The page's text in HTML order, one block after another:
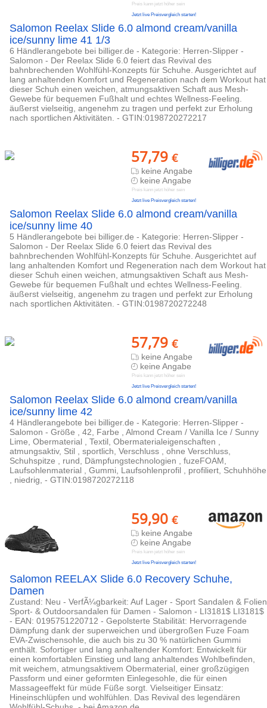
Preis kann jetzt höher sein
Jetzt live Preisvergleich starten!
Salomon Reelax Slide 6.0 almond cream/vanilla
ice/sunny lime 41 1/3
6 Händlerangebote bei billiger.de - Kategorie: Herren-Slipper -
Salomon - Der Reelax Slide 6.0 feiert das Revival des
bahnbrechenden Wohlfühl-Konzepts für Schuhe. Ausgerichtet auf
lang anhaltenden Komfort und Regeneration nach dem Workout hat
dieser Schuh einen weichen, atmungsaktiven Schaft aus Mesh-
Gewebe für bequemen Fußhalt und echtes Wellness-Feeling.
äußerst vielseitig, angenehm zu tragen und perfekt zur Erholung
nach sportlichen Aktivitäten. - GTIN:0198720272217
57,79 €
keine Angabe
keine Angabe
Preis kann jetzt höher sein
Jetzt live Preisvergleich starten!
Salomon Reelax Slide 6.0 almond cream/vanilla
ice/sunny lime 40
5 Händlerangebote bei billiger.de - Kategorie: Herren-Slipper -
Salomon - Der Reelax Slide 6.0 feiert das Revival des
bahnbrechenden Wohlfühl-Konzepts für Schuhe. Ausgerichtet auf
lang anhaltenden Komfort und Regeneration nach dem Workout hat
dieser Schuh einen weichen, atmungsaktiven Schaft aus Mesh-
Gewebe für bequemen Fußhalt und echtes Wellness-Feeling.
äußerst vielseitig, angenehm zu tragen und perfekt zur Erholung
nach sportlichen Aktivitäten. - GTIN:0198720272248
57,79 €
keine Angabe
keine Angabe
Preis kann jetzt höher sein
Jetzt live Preisvergleich starten!
Salomon Reelax Slide 6.0 almond cream/vanilla
ice/sunny lime 42
4 Händlerangebote bei billiger.de - Kategorie: Herren-Slipper -
Salomon - Größe , 42, Farbe , Almond Cream / Vanilla Ice / Sunny
Lime, Obermaterial , Textil, Obermaterialeigenschaften ,
atmungsaktiv, Stil , sportlich, Verschluss , ohne Verschluss,
Schuhspitze , rund, Dämpfungstechnologien , fuzeFOAM,
Laufsohlenmaterial , Gummi, Laufsohlenprofil , profiliert, Schuhhöhe
, niedrig, - GTIN:0198720272118
59,90 €
keine Angabe
keine Angabe
Preis kann jetzt höher sein
Jetzt live Preisvergleich starten!
Salomon REELAX Slide 6.0 Recovery Schuhe,
Damen
Zustand: Neu - VerfÃ¼gbarkeit: Auf Lager - Sport Sandalen & Folien
Sport- & Outdoorsandalen für Damen - Salomon - LI3181$ LI3181$
- EAN: 0195751220712 - Gepolsterte Stabilität: Hervorragende
Dämpfung dank der superweichen und übergroßen Fuze Foam
EVA-Zwischensohle, die auch bis zu 30 % natürlichen Gummi
enthält. Sofortiger und lang anhaltender Komfort: Entwickelt für
einen komfortablen Einstieg und lang anhaltendes Wohlbefinden,
mit weichem, atmungsaktivem Obermaterial, einer großzügigen
Passform und einer geformten Einlegesohle, die für einen
Massageeffekt für müde Füße sorgt. Vielseitiger Einsatz:
Hineinschlüpfen und wohlfühlen. Das Revival des legendären